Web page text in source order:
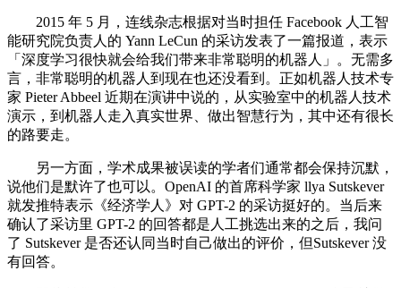
2015 年 5 月，连线杂志根据对当时担任 Facebook 人工智
能研究院负责人的 Yann LeCun 的采访发表了一篇报道，表示
「深度学习很快就会给我们带来非常聪明的机器人」。无需多
言，非常聪明的机器人到现在也还没看到。正如机器人技术专
家 Pieter Abbeel 近期在演讲中说的，从实验室中的机器人技术
演示，到机器人走入真实世界、做出智慧行为，其中还有很长
的路要走。
另一方面，学术成果被误读的学者们通常都会保持沉默，
说他们是默许了也可以。OpenAI 的首席科学家 llya Sutskever
就发推特表示《经济学人》对 GPT-2 的采访挺好的。当后来
确认了采访里 GPT-2 的回答都是人工挑选出来的之后，我问
了 Sutskever 是否还认同当时自己做出的评价，但Sutskever 没
有回答。